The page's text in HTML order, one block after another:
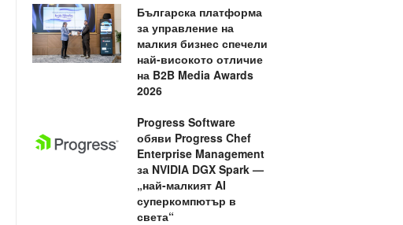
Българска платформа
за управление на
малкия бизнес спечели
най-високото отличие
на B2B Media Awards
2026
Progress Software
обяви Progress Chef
Enterprise Management
за NVIDIA DGX Spark —
„най-малкият AI
суперкомпютър в
света“